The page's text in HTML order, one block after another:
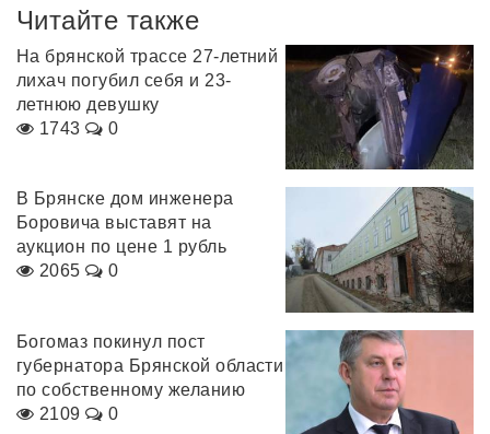
Читайте также
На брянской трассе 27-летний
лихач погубил себя и 23-
летнюю девушку
1743
0
В Брянске дом инженера
Боровича выставят на
аукцион по цене 1 рубль
2065
0
Богомаз покинул пост
губернатора Брянской области
по собственному желанию
2109
0